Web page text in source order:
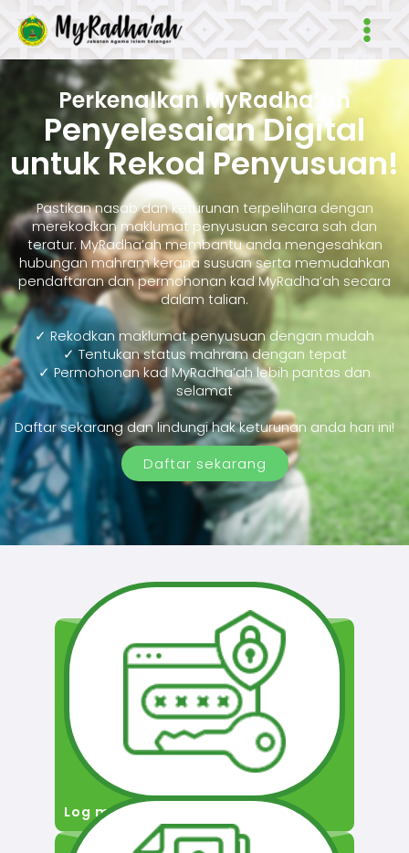
Main
Perkenalkan MyRadha’ah
Penyelesaian Digital
untuk Rekod Penyusuan!
Pastikan nasab dan keturunan terpelihara dengan
merekodkan maklumat penyusuan secara sah dan
teratur. MyRadha’ah membantu anda mengesahkan
hubungan mahram kerana susuan serta memudahkan
pendaftaran dan permohonan kad MyRadha’ah secara
dalam talian.
✓ Rekodkan maklumat penyusuan dengan mudah
✓ Tentukan status mahram dengan tepat
✓ Permohonan kad MyRadha’ah lebih pantas dan
selamat
Daftar sekarang dan lindungi hak keturunan anda hari ini!
Daftar sekarang
Log masuk